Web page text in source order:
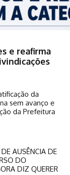
e reafirma
da
sem avanço e
da Prefeitura
AUSÊNCIA DE
DO
DIZ QUERER